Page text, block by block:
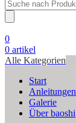
Products
search
0
0 artikel
Alle Kategorien
Start
Anleitungen
Galerie
Über baoshi